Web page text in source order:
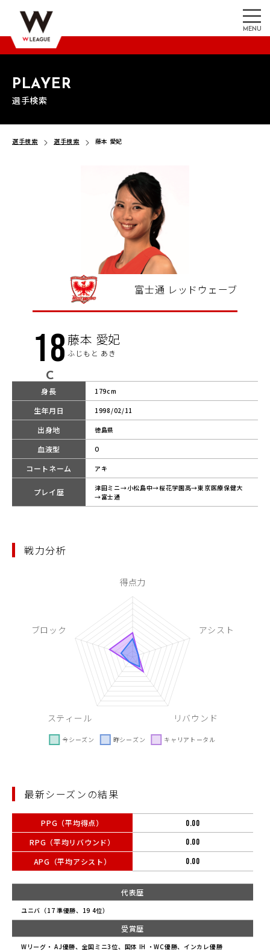
MENU
PLAYER
選手検索
選手検索 選手検索 藤本 愛妃
富士通 レッドウェーブ
18
C
藤本 愛妃
ふじもと あき
身長 179cm
生年月日 1998/02/11
出身地 徳島県
血液型 O
コートネーム アキ
プレイ歴
津田ミニ→小松島中→桜花学園高→東京医療保健大
→富士通
戦力分析
最新シーズンの結果
PPG（平均得点）
RPG（平均リバウンド）
APG（平均アシスト）
0.00
0.00
0.00
代表歴
ユニバ（17 準優勝、19 4位）
受賞歴
Wリーグ・ AJ優勝、全国ミニ3位、国体 IH ・WC優勝、インカレ優勝